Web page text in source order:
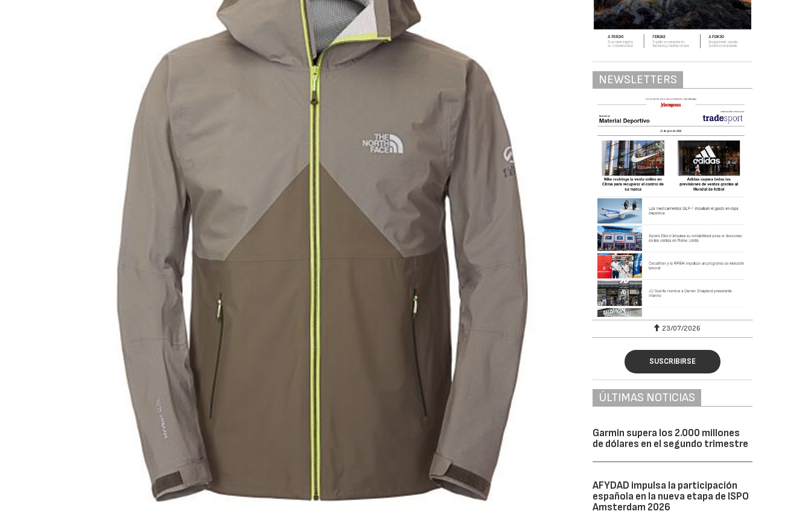
NEWSLETTERS
30/07/2026 23/07/2026
SUSCRIBIRSE
ÚLTIMAS NOTICIAS
Garmin supera los 2.000 millones
de dólares en el segundo trimestre
AFYDAD impulsa la participación
española en la nueva etapa de ISPO
Amsterdam 2026